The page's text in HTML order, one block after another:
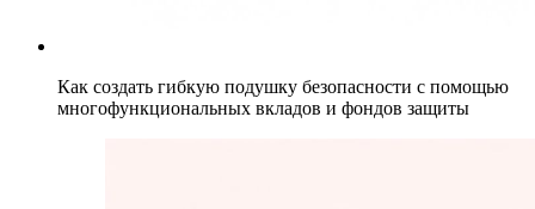
Как создать гибкую подушку безопасности с помощью
многофункциональных вкладов и фондов защиты